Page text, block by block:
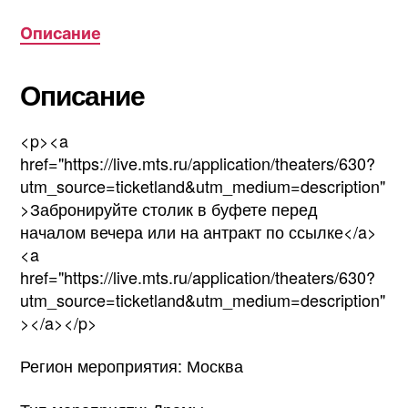
Описание
Описание
<p><a
href="https://live.mts.ru/application/theaters/630?
utm_source=ticketland&utm_medium=description"
>Забронируйте столик в буфете перед
началом вечера или на антракт по ссылке</a>
<a
href="https://live.mts.ru/application/theaters/630?
utm_source=ticketland&utm_medium=description"
></a></p>
Регион мероприятия: Москва